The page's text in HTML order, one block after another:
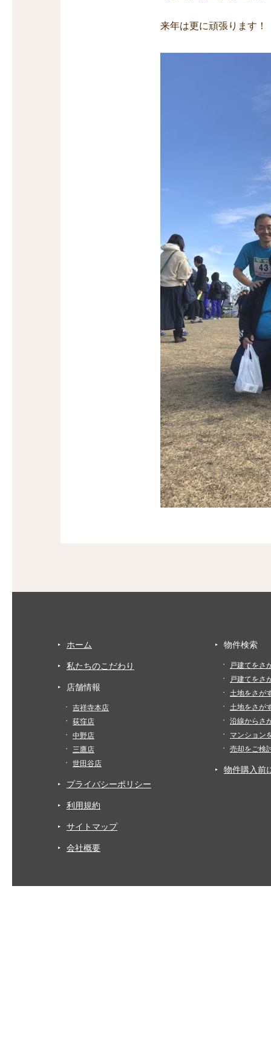
来年は更に頑張ります！
ホーム
私たちのこだわり
店舗情報
吉祥寺本店
荻窪店
中野店
三鷹店
世田谷店
プライバシーポリシー
利用規約
サイトマップ
会社概要
物件検索
戸建てをさ
戸建てをさ
土地をさが
土地をさが
沿線からさ
マンション
売却をご検
物件購入前